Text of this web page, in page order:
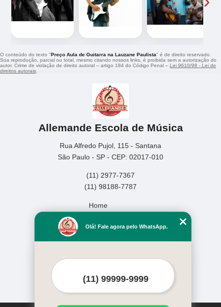
O conteúdo do texto "Preço Aula de Guitarra na Lauzane Paulista" é de direito reservado.
Sua reprodução, parcial ou total, mesmo citando nossos links, é proibida sem a autorização do
autor. Crime de violação de direito autoral – artigo 184 do Código Penal – Lei 9610/98 - Lei de
direitos autorais
Allemande Escola de Música
Rua Alfredo Pujol, 115 - Santana
São Paulo - SP - CEP: 02017-010
(11) 2977-7367
(11) 98188-7787
Home
Missão
Serviços
Mais Serviços
Olá! Fale agora pelo WhatsApp.